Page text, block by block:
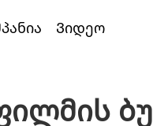
Ვიდეო